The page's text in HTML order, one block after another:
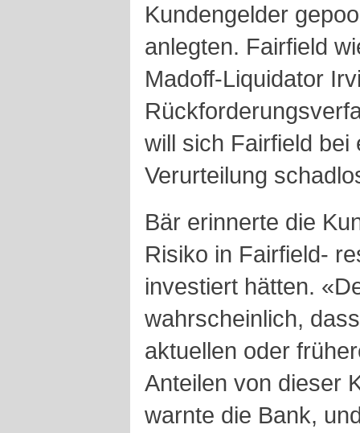
Kundengelder
anlegten. Fairfield
Madoff-Liquidator
will sich Fairfield bei
Verurteilung
Bär erinnerte die
Risiko in Fairfield-
investiert hätten.
wahrscheinlich,
aktuellen oder
Anteilen von dieser
warnte die Bank,